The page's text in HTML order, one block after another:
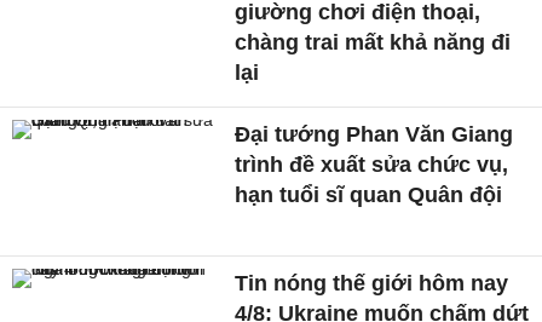
giường chơi điện thoại,
chàng trai mất khả năng đi
lại
Đại tướng Phan Văn Giang
trình đề xuất sửa chức vụ,
hạn tuổi sĩ quan Quân đội
Tin nóng thế giới hôm nay
4/8: Ukraine muốn chấm dứt